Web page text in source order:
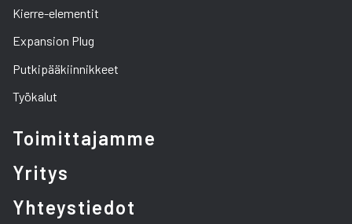
Kierre-elementit
Expansion Plug
Putkipääkiinnikkeet
Työkalut
Toimittajamme
Yritys
Yhteystiedot